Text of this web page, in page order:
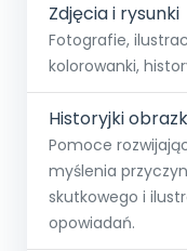
Zdjęcia i rysunki
Fotografie,
kolorowanki,
Historyjki
Pomoce
myślenia
skutkowego i
opowiadań.